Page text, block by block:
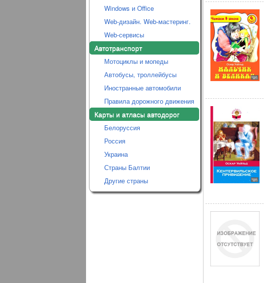
Windows и Office
Web-дизайн. Web-мастеринг.
Web-сервисы
Автотранспорт
Мотоциклы и мопеды
Автобусы, троллейбусы
Иностранные автомобили
Правила дорожного движения
Карты и атласы автодорог
Белоруссия
Россия
Украина
Страны Балтии
Другие страны